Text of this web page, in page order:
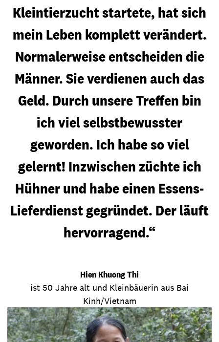
Kleintierzucht startete, hat sich
mein Leben komplett verändert.
Normalerweise entscheiden die
Männer. Sie verdienen auch das
Geld. Durch unsere Treffen bin
ich viel selbstbewusster
geworden. Ich habe so viel
gelernt! Inzwischen züchte ich
Hühner und habe einen Essens-
Lieferdienst gegründet. Der läuft
hervorragend.“
Hien Khuong Thi
ist 50 Jahre alt und Kleinbäuerin aus Bai
Kinh/Vietnam